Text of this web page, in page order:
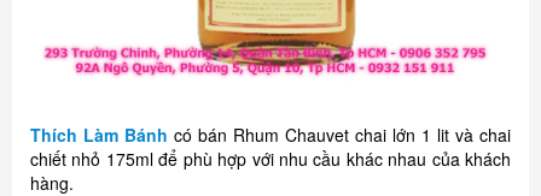
Thích Làm Bánh có bán Rhum Chauvet chai lớn 1 lit và chai
chiết nhỏ 175ml để phù hợp với nhu cầu khác nhau của khách
hàng.